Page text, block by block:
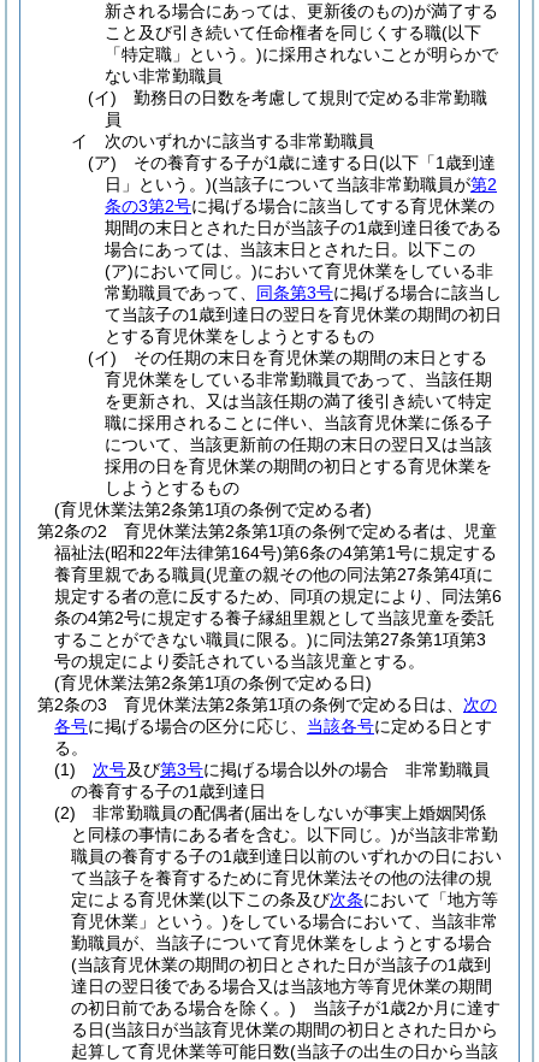
新される場合にあっては、更新後のもの)が満了する
こと及び引き続いて任命権者を同じくする職(以下
「特定職」という。)に採用されないことが明らかで
ない非常勤職員
(イ)
勤務日の日数を考慮して規則で定める非常勤職
員
イ
次のいずれかに該当する非常勤職員
(ア)
その養育する子が1歳に達する日(以下「1歳到達
日」という。)(当該子について当該非常勤職員が第2
条の3第2号に掲げる場合に該当してする育児休業の
期間の末日とされた日が当該子の1歳到達日後である
場合にあっては、当該末日とされた日。以下この
(ア)において同じ。)において育児休業をしている非
常勤職員であって、 同条第3号に掲げる場合に該当し
て当該子の1歳到達日の翌日を育児休業の期間の初日
とする育児休業をしようとするもの
(イ)
その任期の末日を育児休業の期間の末日とする
育児休業をしている非常勤職員であって、当該任期
を更新され、又は当該任期の満了後引き続いて特定
職に採用されることに伴い、当該育児休業に係る子
について、当該更新前の任期の末日の翌日又は当該
採用の日を育児休業の期間の初日とする育児休業を
しようとするもの
(育児休業法第2条第1項の条例で定める者)
第2条の2
育児休業法第2条第1項の条例で定める者は、児童
福祉法(昭和22年法律第164号)第6条の4第第1号に規定する
養育里親である職員(児童の親その他の同法第27条第4項に
規定する者の意に反するため、同項の規定により、同法第6
条の4第2号に規定する養子縁組里親として当該児童を委託
することができない職員に限る。)に同法第27条第1項第3
号の規定により委託されている当該児童とする。
(育児休業法第2条第1項の条例で定める日)
第2条の3
育児休業法第2条第1項の条例で定める日は、 次の
各号に掲げる場合の区分に応じ、 当該各号に定める日とす
る。
(1)
次号及び第3号に掲げる場合以外の場合 非常勤職員
の養育する子の1歳到達日
(2)
非常勤職員の配偶者(届出をしないが事実上婚姻関係
と同様の事情にある者を含む。以下同じ。)が当該非常勤
職員の養育する子の1歳到達日以前のいずれかの日におい
て当該子を養育するために育児休業法その他の法律の規
定による育児休業(以下この条及び次条において「地方等
育児休業」という。)をしている場合において、当該非常
勤職員が、当該子について育児休業をしようとする場合
(当該育児休業の期間の初日とされた日が当該子の1歳到
達日の翌日後である場合又は当該地方等育児休業の期間
の初日前である場合を除く。) 当該子が1歳2か月に達す
る日(当該日が当該育児休業の期間の初日とされた日から
起算して育児休業等可能日数(当該子の出生の日から当該